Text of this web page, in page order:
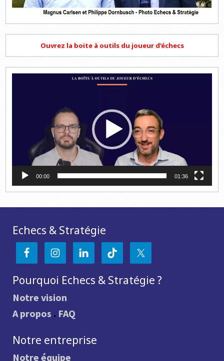
Ouvrez la boite à outils du joueur d'échecs
00:00 01:36
Echecs & Stratégie
Pourquoi Echecs & Stratégie ?
Notre vision
A propos . FAQ
Notre entreprise
Notre équipe